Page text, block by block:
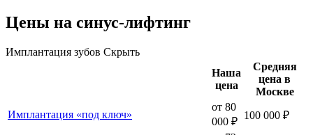
Цены на синус-лифтинг
Имплантация зубов Скрыть
Наша
цена
Средняя
цена в
Москве
Имплантация «под ключ»
от 80
000 ₽
100 000 ₽